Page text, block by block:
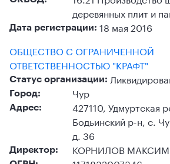
деревянных плит и
Дата регистрации: 18 мая 2016
ОБЩЕСТВО С ОГРАНИЧЕННОЙ
ОТВЕТСТВЕННОСТЬЮ "КРАФТ"
Статус организации:
Город: Чур
Адрес:
427110, Удмуртская
Бодьинский р-н, с.
д. 36
Директор: КОРНИЛОВ